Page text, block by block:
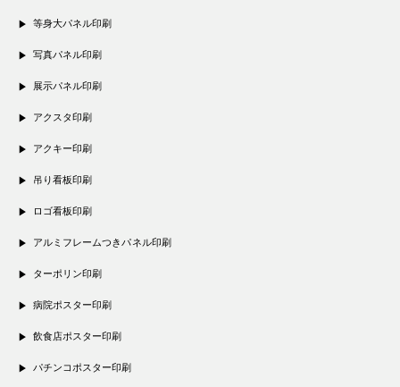
等身大パネル印刷
写真パネル印刷
展示パネル印刷
アクスタ印刷
アクキー印刷
吊り看板印刷
ロゴ看板印刷
アルミフレームつきパネル印刷
ターポリン印刷
病院ポスター印刷
飲食店ポスター印刷
パチンコポスター印刷